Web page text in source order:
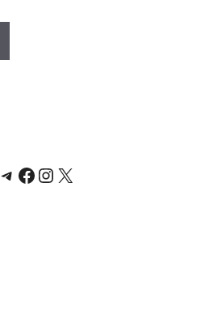
Telegram
Facebook
Instagram
X